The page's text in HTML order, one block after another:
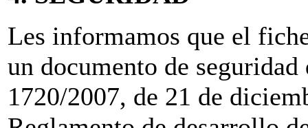
Les informamos que el
un documento de
1720/2007, de 21 de